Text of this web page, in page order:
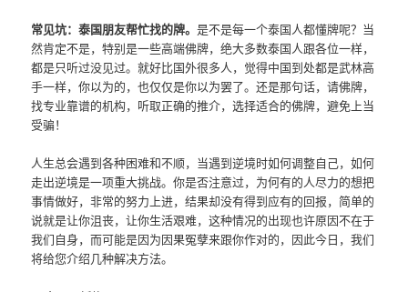
常见坑：泰国朋友帮忙找的牌。是不是每一个泰国人都懂牌呢？当
然肯定不是，特别是一些高端佛牌，绝大多数泰国人跟各位一样，
都是只听过没见过。就好比国外很多人，觉得中国到处都是武林高
手一样，你以为的，也仅仅是你以为罢了。还是那句话，请佛牌，
找专业靠谱的机构，听取正确的推介，选择适合的佛牌，避免上当
受骗！
人生总会遇到各种困难和不顺，当遇到逆境时如何调整自己，如何
走出逆境是一项重大挑战。你是否注意过，为何有的人尽力的想把
事情做好，非常的努力上进，结果却没有得到应有的回报，简单的
说就是让你沮丧，让你生活艰难，这种情况的出现也许原因不在于
我们自身，而可能是因为因果冤孽来跟你作对的，因此今日，我们
将给您介绍几种解决方法。